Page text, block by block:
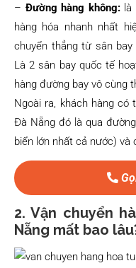
– Đường hàng không:là
hàng hóa nhanh nhất
chuyển thẳng từ sân
Là 2 sân bay quốc tế
hàng đường bay vô cùng
Ngoài ra, khách hàng có
Đà Nẵng đó là qua
biển lớn nhất cả nước) và
2. Vận chuyển
Nẵng mất bao